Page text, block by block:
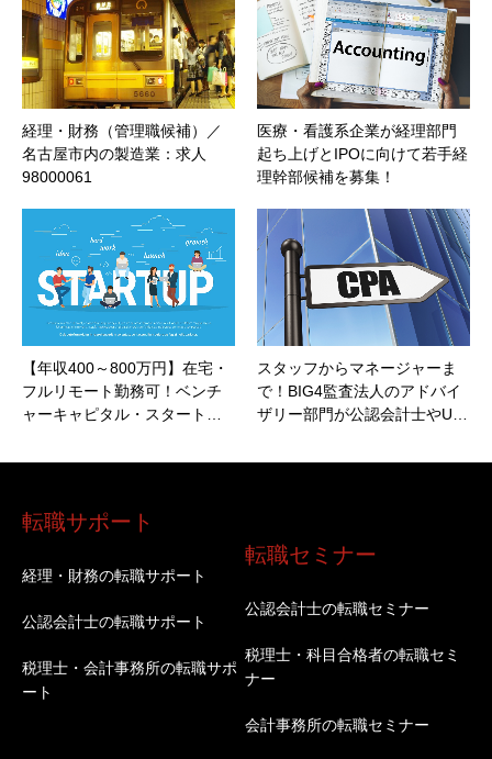
経理・財務（管理職候補）／
名古屋市内の製造業：求人
98000061
医療・看護系企業が経理部門
起ち上げとIPOに向けて若手経
理幹部候補を募集！
【年収400～800万円】在宅・
フルリモート勤務可！ベンチ
ャーキャピタル・スタート…
スタッフからマネージャーま
で！BIG4監査法人のアドバイ
ザリー部門が公認会計士やU…
転職サポート
経理・財務の転職サポート
公認会計士の転職サポート
税理士・会計事務所の転職サポ
ート
転職セミナー
公認会計士の転職セミナー
税理士・科目合格者の転職セミ
ナー
会計事務所の転職セミナー